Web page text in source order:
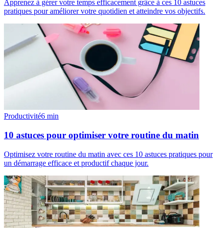
Apprenez à gérer votre temps efficacement grâce à ces 10 astuces
pratiques pour améliorer votre quotidien et atteindre vos objectifs.
Productivité6 min
10 astuces pour optimiser votre routine du matin
Optimisez votre routine du matin avec ces 10 astuces pratiques pour
un démarrage efficace et productif chaque jour.